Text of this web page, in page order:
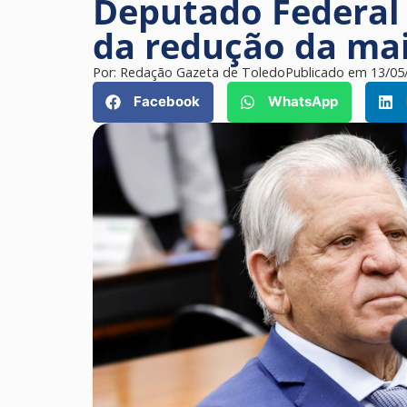
Deputado Federal
da redução da
Por: Redação Gazeta de ToledoPublicado em 13/
Facebook
WhatsApp